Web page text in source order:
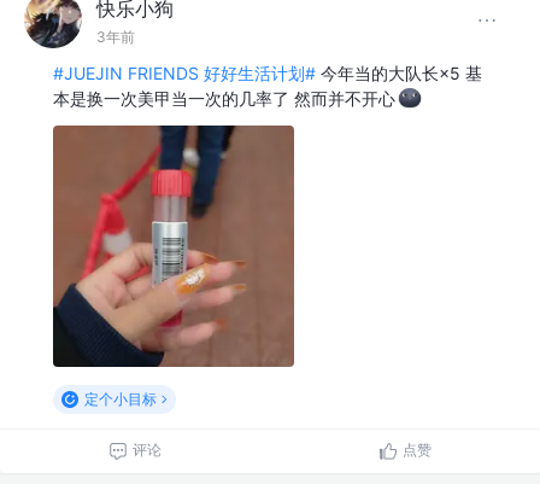
快乐小狗
3年前
#JUEJIN FRIENDS 好好生活计划# 今年当的大队长×5 基
本是换一次美甲当一次的几率了 然而并不开心
定个小目标
评论 点赞